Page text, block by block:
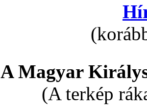
A Magyar
(A terkép